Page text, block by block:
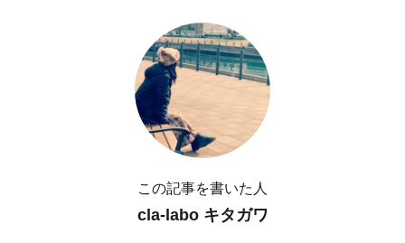
この記事を書いた人
cla-labo キタガワ